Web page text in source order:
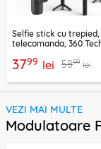
Selfie stick cu trepied,
telecomanda, 360
3799 lei 5899 lei
VEZI MAI MULTE
Modulatoare